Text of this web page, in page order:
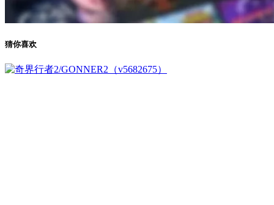
猜你喜欢